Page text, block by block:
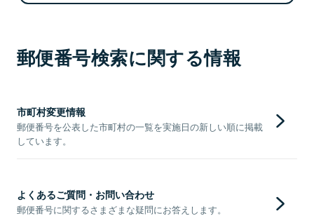
郵便番号検索に関する情報
市町村変更情報
郵便番号を公表した市町村の一覧を実施日の新しい順に掲載
しています。
よくあるご質問・お問い合わせ
郵便番号に関するさまざまな疑問にお答えします。